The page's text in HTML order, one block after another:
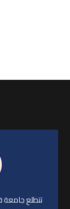
تتطلع جامعة